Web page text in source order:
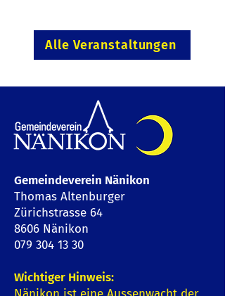
Alle Veranstaltungen
Gemeindeverein Nänikon
Thomas Altenburger
Zürichstrasse 64
8606 Nänikon
079 304 13 30
Wichtiger Hinweis: